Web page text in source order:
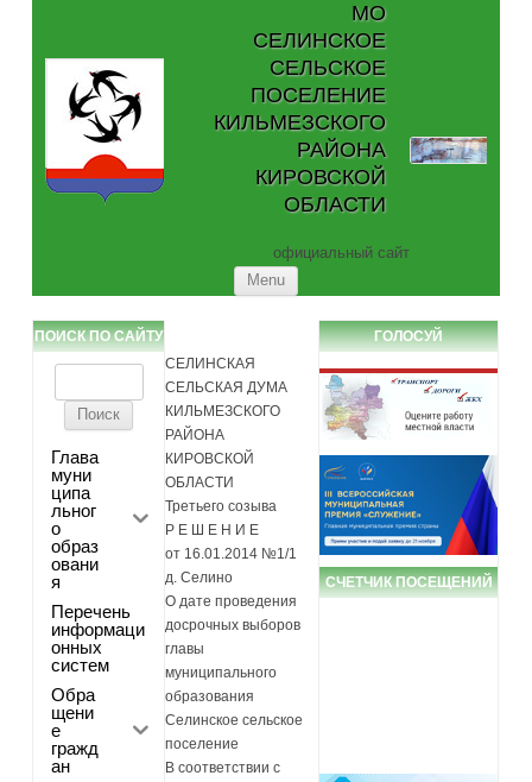
МО
СЕЛИНСКОЕ
СЕЛЬСКОЕ
ПОСЕЛЕНИЕ
КИЛЬМЕЗСКОГО
РАЙОНА
КИРОВСКОЙ
ОБЛАСТИ
официальный сайт
Menu
ПОИСК ПО САЙТУ
Глава
муни
ципа
льног
о
образ
овани
я
Перечень
информаци
онных
систем
Обра
щени
е
гражд
ан
СЕЛИНСКАЯ
СЕЛЬСКАЯ ДУМА
КИЛЬМЕЗСКОГО
РАЙОНА
КИРОВСКОЙ
ОБЛАСТИ
Третьего созыва
Р Е Ш Е Н И Е
от 16.01.2014 №1/1
д. Селино
О дате проведения
досрочных выборов
главы
муниципального
образования
Селинское сельское
поселение
В соответствии с
ГОЛОСУЙ
СЧЕТЧИК ПОСЕЩЕНИЙ